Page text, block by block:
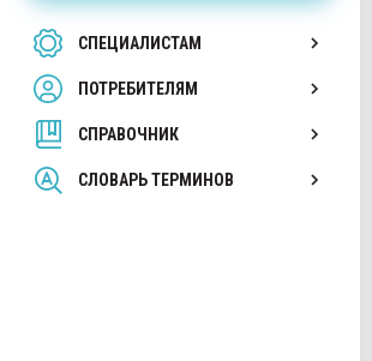
СПЕЦИАЛИСТАМ
ПОТРЕБИТЕЛЯМ
СПРАВОЧНИК
СЛОВАРЬ ТЕРМИНОВ